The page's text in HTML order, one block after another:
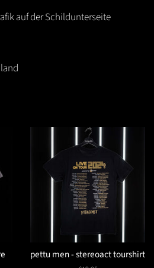
auf der Schildunterseite
pettu men - stereoact tourshirt